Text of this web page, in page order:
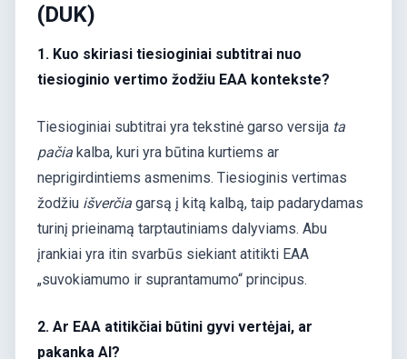
(DUK)
1. Kuo skiriasi tiesioginiai subtitrai nuo
tiesioginio vertimo žodžiu EAA kontekste?
Tiesioginiai subtitrai yra tekstinė garso versija ta
pačia kalba, kuri yra būtina kurtiems ar
neprigirdintiems asmenims. Tiesioginis vertimas
žodžiu išverčia garsą į kitą kalbą, taip padarydamas
turinį prieinamą tarptautiniams dalyviams. Abu
įrankiai yra itin svarbūs siekiant atitikti EAA
„suvokiamumo ir suprantamumo“ principus.
2. Ar EAA atitikčiai būtini gyvi vertėjai, ar
pakanka AI?